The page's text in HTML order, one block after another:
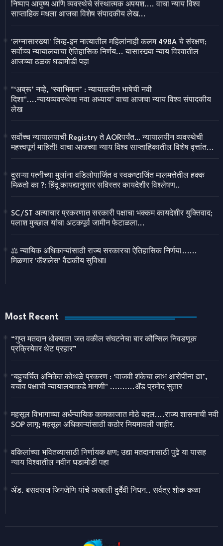
निष्पाप आयुष्य आणि व्यवस्थेचे संस्थात्मक अपयश.... वाचा न्याय विश्व
साप्ताहिक मधला आजचा विशेष संपादकीय लेख...
'लग्नासारख्या' लिव्ह-इन नात्यातील महिलांनाही कलम 498A चे संरक्षण;
सर्वोच्च न्यायालयाचा ऐतिहासिक निर्णय... यासारख्या न्याय विश्वातील
आजच्या ठळक घडामोडी पहा
"‘अब्रू’ नव्हे, ‘स्वाभिमान’ : न्यायालयीन भाषेची नवी
दिशा"....न्यायव्यवस्थेचा नवा अध्याय" वाचा आजचा न्याय विश्व संपादकीय
लेख
सर्वोच्च न्यायालयाची Registry ते AORपर्यंत… न्यायालयीन व्यवस्थेची
महत्त्वपूर्ण माहिती! वाचा आजच्या न्याय विश्व साप्ताहिकातील विशेष वृत्तांत...
दुसऱ्या पत्नीच्या मुलांना वडिलोपार्जित व स्वकष्टार्जित मालमत्तेतील हक्क
मिळतो का ?: हिंदू कायद्यानुसार सविस्तर कायदेशीर विश्लेषण..
SC/ST अत्याचार प्रकरणात सरकारी पक्षाचा भक्कम कायदेशीर युक्तिवाद;
पलाश मुच्छाल यांचा अटकपूर्व जामीन फेटाळला...
⚖️ न्यायिक अधिकाऱ्यांसाठी राज्य सरकारचा ऐतिहासिक निर्णय!......
मिळणार 'कॅशलेस' वैद्यकीय सुविधा!
Most Recent
“गुप्त मतदान धोक्यात! जत वकील संघटनेचा बार कौन्सिल निवडणूक
प्रक्रियेवर थेट प्रहार”
"बहुचर्चित अनिकेत कोथळे प्रकरण : ‘वाजवी शंकेचा लाभ आरोपींना द्या’,
बचाव पक्षाची न्यायालयाकडे मागणी" ..........ॲड प्रमोद सुतार
महसूल विभागाच्या अर्धन्यायिक कामकाजात मोठे बदल....राज्य शासनाची नवी
SOP लागू; महसूल अधिकाऱ्यांसाठी कठोर नियमावली जाहीर.
वकिलांच्या भवितव्यासाठी निर्णायक क्षण; उद्या मतदानासाठी पुढे या यासह
न्याय विश्वातील नवीन घडामोडी पहा
ॲड. बसवराज जिगजेणि यांचे अखाली दुर्दैवी निधन.. सर्वत्र शोक कळा